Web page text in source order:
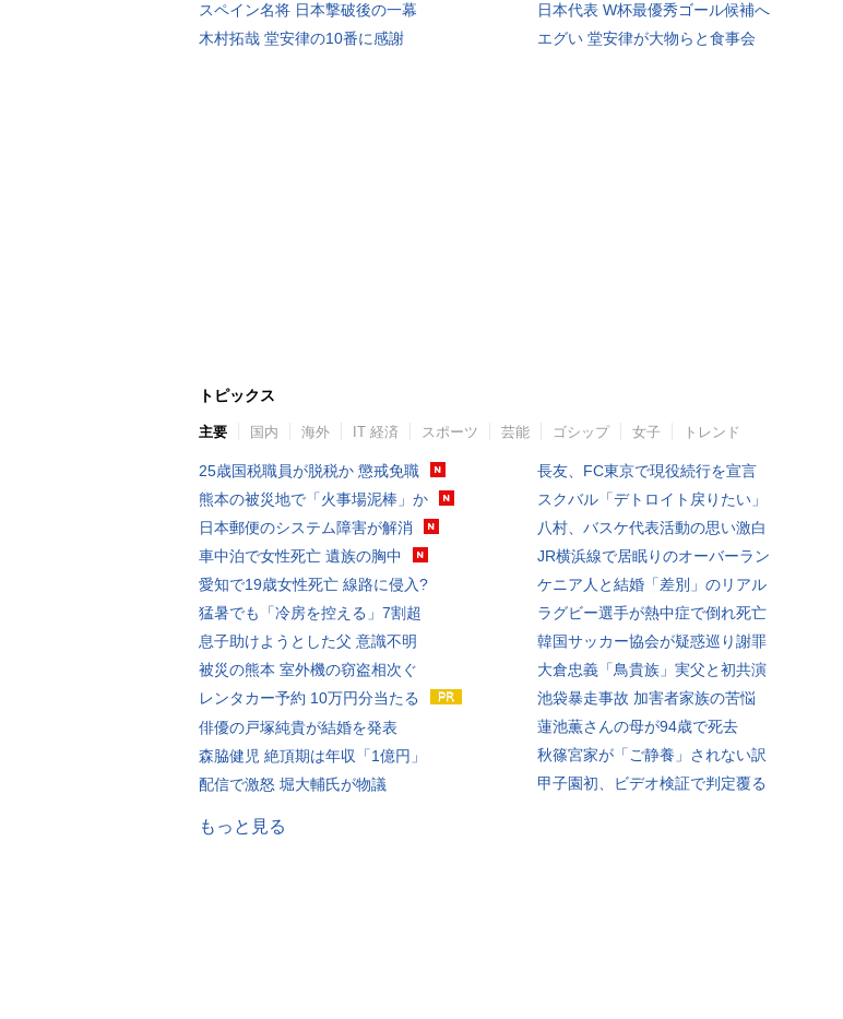
スペイン名将 日本撃破後の一幕
日本代表 W杯最優秀ゴール候補へ
木村拓哉 堂安律の10番に感謝
エグい 堂安律が大物らと食事会
トピックス
主要 国内 海外 IT 経済 スポーツ 芸能 ゴシップ 女子 トレンド
25歳国税職員が脱税か 懲戒免職
熊本の被災地で「火事場泥棒」か
日本郵便のシステム障害が解消
車中泊で女性死亡 遺族の胸中
愛知で19歳女性死亡 線路に侵入?
猛暑でも「冷房を控える」7割超
息子助けようとした父 意識不明
被災の熊本 室外機の窃盗相次ぐ
レンタカー予約 10万円分当たる
俳優の戸塚純貴が結婚を発表
森脇健児 絶頂期は年収「1億円」
配信で激怒 堀大輔氏が物議
長友、FC東京で現役続行を宣言
スクバル「デトロイト戻りたい」
八村、バスケ代表活動の思い激白
JR横浜線で居眠りのオーバーラン
ケニア人と結婚「差別」のリアル
ラグビー選手が熱中症で倒れ死亡
韓国サッカー協会が疑惑巡り謝罪
大倉忠義「鳥貴族」実父と初共演
池袋暴走事故 加害者家族の苦悩
蓮池薫さんの母が94歳で死去
秋篠宮家が「ご静養」されない訳
甲子園初、ビデオ検証で判定覆る
もっと見る